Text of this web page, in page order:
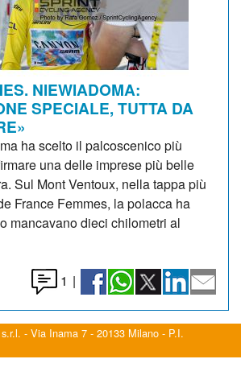
NIEWIADOMA:
SPECIALE, TUTTA DA
ha scelto il palcoscenico più
una delle imprese più belle
Sul Mont Ventoux, nella tappa più
France Femmes, la polacca ha
mancavano dieci chilometri al
1 |
- Via Inama 7 - 20133 Milano - P.I.